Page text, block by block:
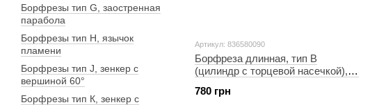
Артикул: 836580090
Борфреза длинная, тип В
(цилиндр с торцевой насечкой), ф
780 грн
Борфрезы тип G, заостренная
парабола
Борфрезы тип Н, язычок
пламени
Борфрезы тип J, зенкер с
вершиной 60°
Борфрезы тип К, зенкер с